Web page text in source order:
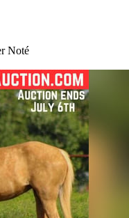
Noté